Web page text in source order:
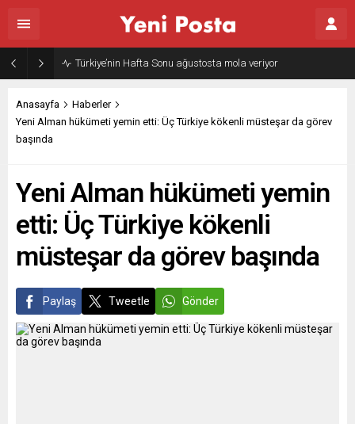
Gazze’nin geleceği: Teknokratik kontrol mü, kolonializm mi?
Anasayfa
Haberler
Yeni Alman hükümeti yemin etti: Üç Türkiye kökenli müsteşar da görev
başında
Yeni Alman hükümeti yemin
etti: Üç Türkiye kökenli
müsteşar da görev başında
Paylaş Tweetle Gönder